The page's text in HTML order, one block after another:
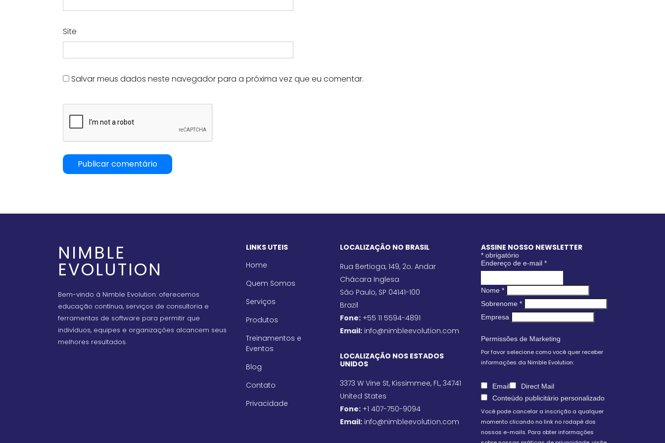
Site
Salvar meus dados neste navegador para a próxima vez que eu comentar.
NIMBLE
EVOLUTION
Bem-vindo à Nimble Evolution: oferecemos
educação contínua, serviços de consultoria e
ferramentas de software para permitir que
indivíduos, equipes e organizações alcancem seus
melhores resultados.
LINKS UTEIS
Home
Quem Somos
Serviços
Produtos
Treinamentos e
Eventos
Blog
Contato
Privacidade
LOCALIZAÇÃO NO BRASIL
Rua Bertioga, 149, 2o. Andar
Chácara Inglesa
São Paulo, SP 04141-100
Brazil
Fone: +55 11 5594-4891
Email: info@nimbleevolution.com
LOCALIZAÇÃO NOS ESTADOS
UNIDOS
3373 W Vine St, Kissimmee, FL, 34741
United States
Fone: +1 407-750-9094
Email: info@nimbleevolution.com
ASSINE NOSSO NEWSLETTER
* obrigatório
Endereço de e-mail *
Nome *
Sobrenome *
Empresa
Permissões de Marketing
Por favor selecione como você quer receber
informações da Nimble Evolution:
Email
Direct Mail
Conteúdo publicitário personalizado
Você pode cancelar a inscrição a qualquer
momento clicando no link no rodapé dos
nossos e-mails. Para obter informações